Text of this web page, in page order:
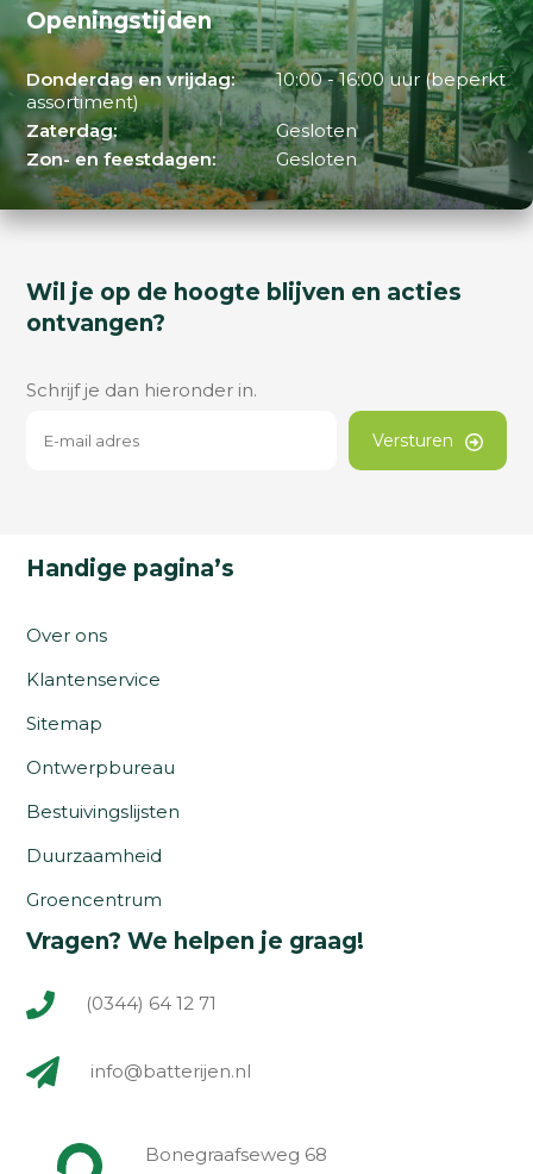
Openingstijden
Donderdag en vrijdag:
10:00 - 16:00 uur (beperkt
assortiment)
Zaterdag:
Gesloten
Zon- en feestdagen:
Gesloten
Wil je op de hoogte blijven en acties
ontvangen?
Schrijf je dan hieronder in.
Versturen
Handige pagina’s
Over ons
Klantenservice
Sitemap
Ontwerpbureau
Bestuivingslijsten
Duurzaamheid
Groencentrum
Vragen? We helpen je graag!
(0344) 64 12 71
info@batterijen.nl
Bonegraafseweg 68